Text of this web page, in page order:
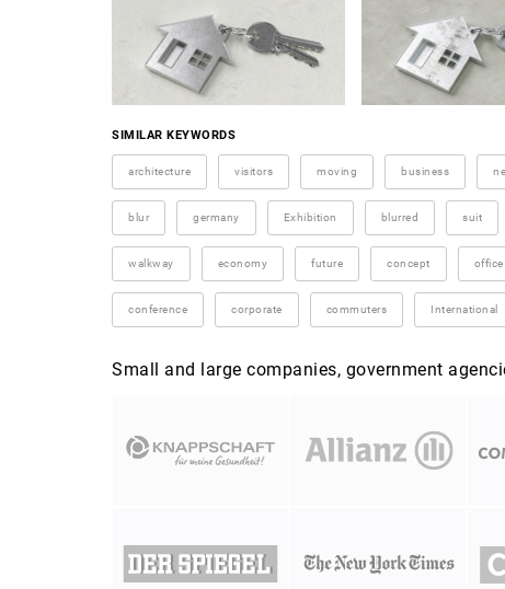
SIMILAR KEYWORDS
architecture visitors moving business
blur germany Exhibition blurred suit
walkway economy future concept office
conference corporate commuters International
Small and large companies, government